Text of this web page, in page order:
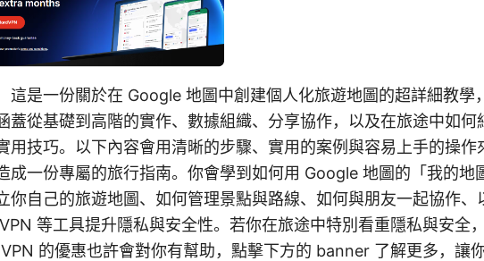
這是一份關於在 Google 地圖中創建個人化旅遊地圖的超詳細教學
蓋從基礎到高階的實作、數據組織、分享協作，以及在旅途中如何
用技巧。以下內容會用清晰的步驟、實用的案例與容易上手的操作
成一份專屬的旅行指南。你會學到如何用 Google 地圖的「我的地
你自己的旅遊地圖、如何管理景點與路線、如何與朋友一起協作、
等工具提升隱私與安全性。若你在旅途中特別看重隱私與安全
的優惠也許會對你有幫助，點擊下方的 banner 了解更多，讓你